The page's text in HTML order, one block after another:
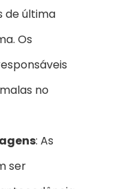
de última
Os
no
: As
ser